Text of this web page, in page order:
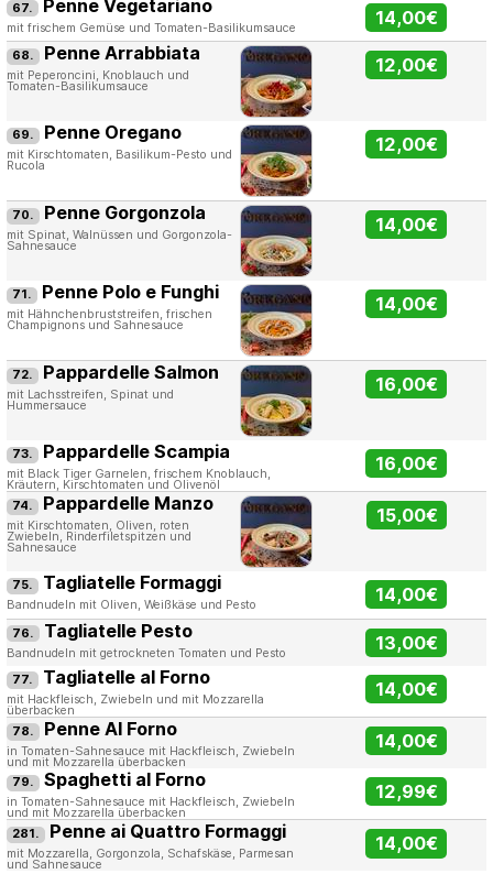
67. Penne Vegetariano
mit frischem Gemüse und Tomaten-Basilikumsauce 14,00€
68. Penne Arrabbiata
mit Peperoncini, Knoblauch und
Tomaten-Basilikumsauce
12,00€
69. Penne Oregano
mit Kirschtomaten, Basilikum-Pesto und
Rucola
12,00€
70. Penne Gorgonzola
mit Spinat, Walnüssen und Gorgonzola-
Sahnesauce
14,00€
71. Penne Polo e Funghi
mit Hähnchenbruststreifen, frischen
Champignons und Sahnesauce
14,00€
72. Pappardelle Salmon
mit Lachsstreifen, Spinat und
Hummersauce
16,00€
73. Pappardelle Scampia
mit Black Tiger Garnelen, frischem Knoblauch,
Kräutern, Kirschtomaten und Olivenöl
16,00€
74. Pappardelle Manzo
mit Kirschtomaten, Oliven, roten
Zwiebeln, Rinderfiletspitzen und
Sahnesauce
15,00€
75. Tagliatelle Formaggi
Bandnudeln mit Oliven, Weißkäse und Pesto 14,00€
76. Tagliatelle Pesto
Bandnudeln mit getrockneten Tomaten und Pesto 13,00€
77. Tagliatelle al Forno
mit Hackfleisch, Zwiebeln und mit Mozzarella
überbacken
14,00€
78. Penne Al Forno
in Tomaten-Sahnesauce mit Hackfleisch, Zwiebeln
und mit Mozzarella überbacken
14,00€
79. Spaghetti al Forno
in Tomaten-Sahnesauce mit Hackfleisch, Zwiebeln
und mit Mozzarella überbacken
12,99€
281. Penne ai Quattro Formaggi
mit Mozzarella, Gorgonzola, Schafskäse, Parmesan
und Sahnesauce
14,00€